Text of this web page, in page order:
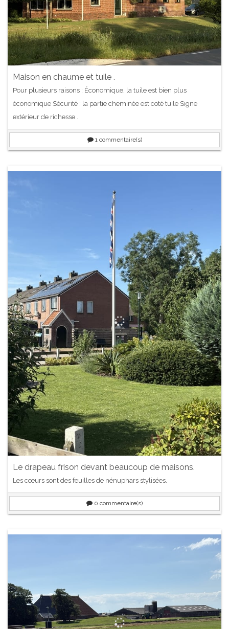
Maison en chaume et tuile .
Pour plusieurs raisons : Économique, la tuile est bien plus
économique Sécurité : la partie cheminée est coté tuile Signe
extérieur de richesse .
1 commentaire(s)
Le drapeau frison devant beaucoup de maisons.
Les cœurs sont des feuilles de nénuphars stylisées.
0 commentaire(s)